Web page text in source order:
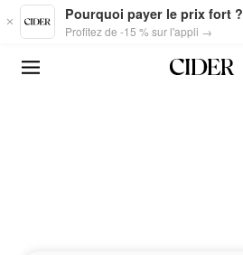
Skip to main content
Pourquoi payer le prix fort ?
Profitez de -15 % sur l'appli →